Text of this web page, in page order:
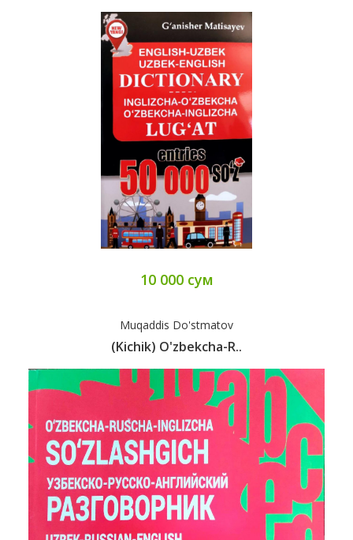
10 000 сум
Muqaddis Do'stmatov
(Kichik) O'zbekcha-R..